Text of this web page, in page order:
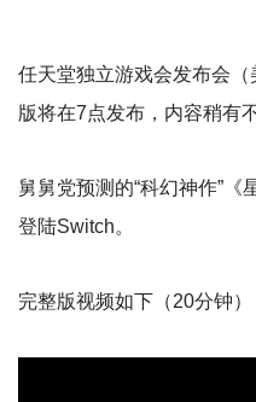
任天堂独立游戏会发布会
版将在7点发布，​内容稍有不
舅舅党预测的“科幻神作”《
登陆Switch。
完整版视频如下（20分钟）